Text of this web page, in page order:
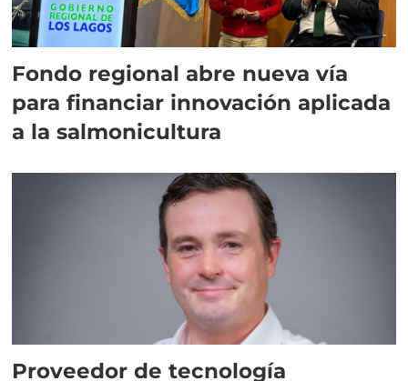
Fondo regional abre nueva vía
para financiar innovación aplicada
a la salmonicultura
Proveedor de tecnología